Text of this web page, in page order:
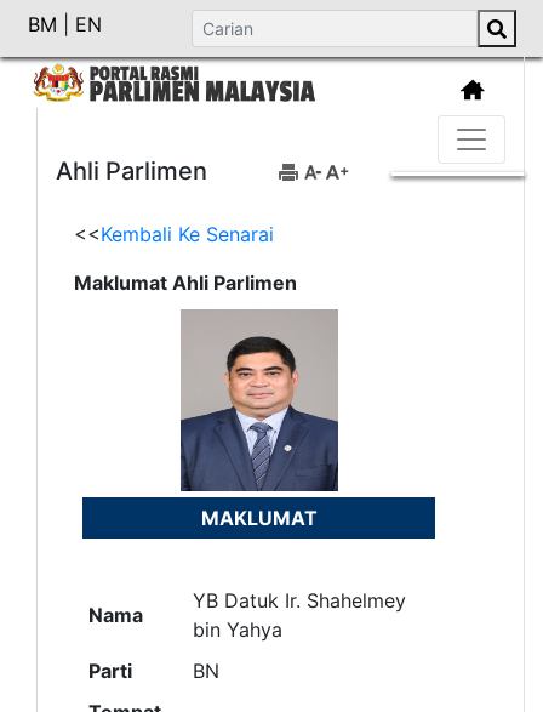
BM EN
Ahli Parlimen
<<Kembali Ke Senarai
Maklumat Ahli Parlimen
MAKLUMAT
Nama
YB Datuk Ir. Shahelmey
bin Yahya
Parti
BN